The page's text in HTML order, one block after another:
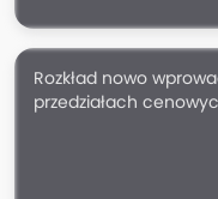
Rozkład nowo
przedziałach